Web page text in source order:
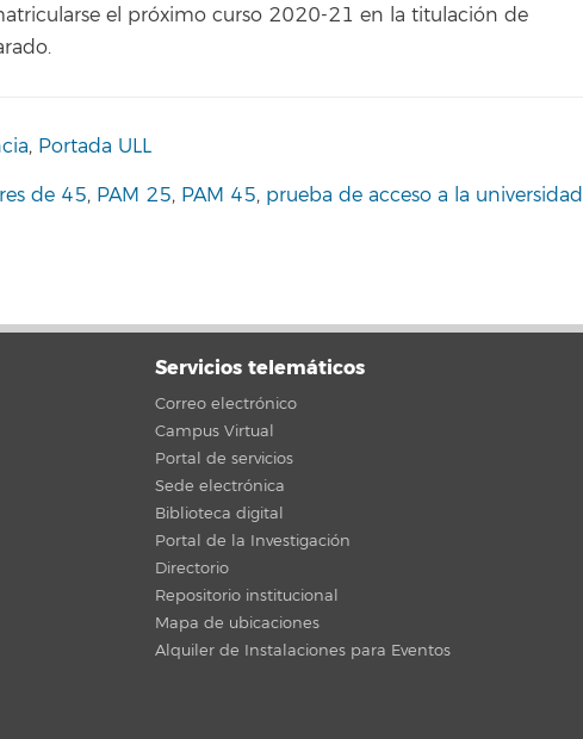
el próximo curso 2020-21 en la titulación de
, Portada ULL
de 45, PAM 25, PAM 45, prueba de acceso a la universidad
Servicios telemáticos
Correo electrónico
Campus Virtual
Portal de servicios
Sede electrónica
Biblioteca digital
Portal de la Investigación
Directorio
Repositorio institucional
Mapa de ubicaciones
Alquiler de Instalaciones para Eventos